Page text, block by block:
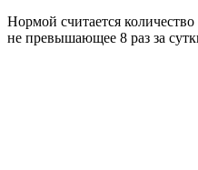
Нормой считается количество
не превышающее 8 раз за